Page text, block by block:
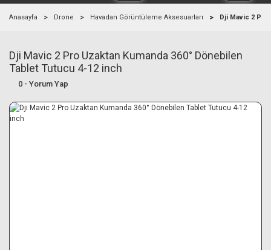
Canon R6 Mark III Bundle Setler
Alışverişe
Anasayfa Drone Havadan Görüntüleme Aksesuarları Dji Mavic 2 Pro
Dji Mavic 2 Pro Uzaktan Kumanda 360° Dönebilen
Tablet Tutucu 4-12 inch
0 - Yorum Yap